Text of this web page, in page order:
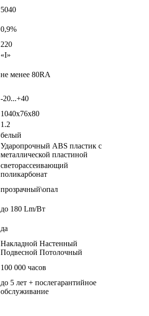
5040
0,9%
220
«I»
не менее 80RA
-20...+40
1040х76х80
1.2
белый
Ударопрочный ABS пластик с
металлической пластиной
светорассеивающий
поликарбонат
прозрачный\опал
до 180 Lm/Вт
да
Накладной Настенный
Подвесной Потолочный
100 000 часов
до 5 лет + послегарантийное
обслуживание